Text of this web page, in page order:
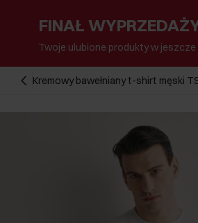
FINAŁ
Twoje ulubione produkty w
Kremowy bawełniany t-shirt męski